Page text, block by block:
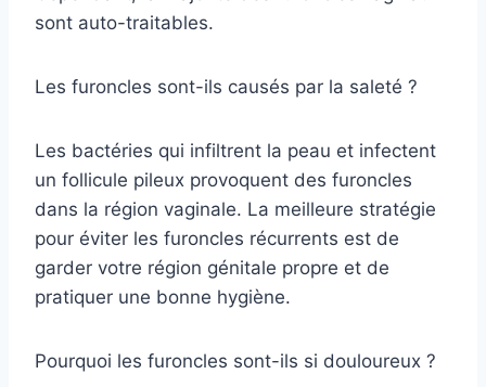
sont auto-traitables.
Les furoncles sont-ils causés par la saleté ?
Les bactéries qui infiltrent la peau et infectent
un follicule pileux provoquent des furoncles
dans la région vaginale. La meilleure stratégie
pour éviter les furoncles récurrents est de
garder votre région génitale propre et de
pratiquer une bonne hygiène.
Pourquoi les furoncles sont-ils si douloureux ?